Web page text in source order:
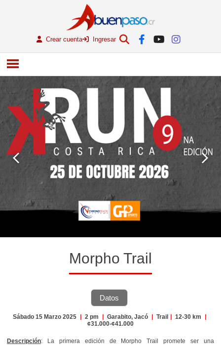
Crear cuenta Ingresar
Morpho Trail
Datos
Sábado 15 Marzo 2025 | 2 pm | Garabito, Jacó | Trail | 12-30 km
|
¢31.000-¢41.000
Descripción: La primera edición de Morpho Trail promete ser una